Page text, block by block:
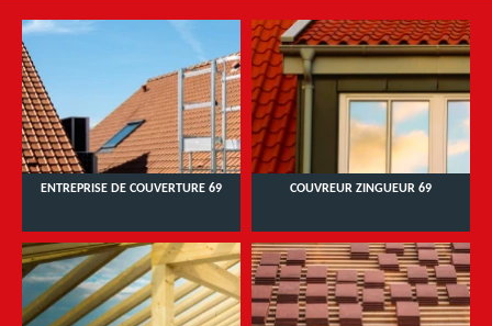
ENTREPRISE DE COUVERTURE 69 COUVREUR ZINGUEUR 69